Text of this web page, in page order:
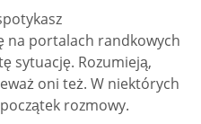
na portalach randkowych
sytuację. Rozumieją,
oni też. W niektórych
rozmowy.